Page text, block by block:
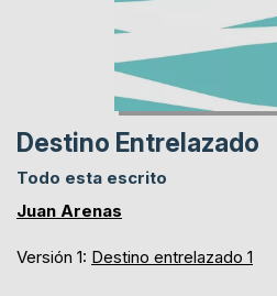
Destino Entrelazado
Todo esta escrito
Juan Arenas
Versión 1: Destino entrelazado 1